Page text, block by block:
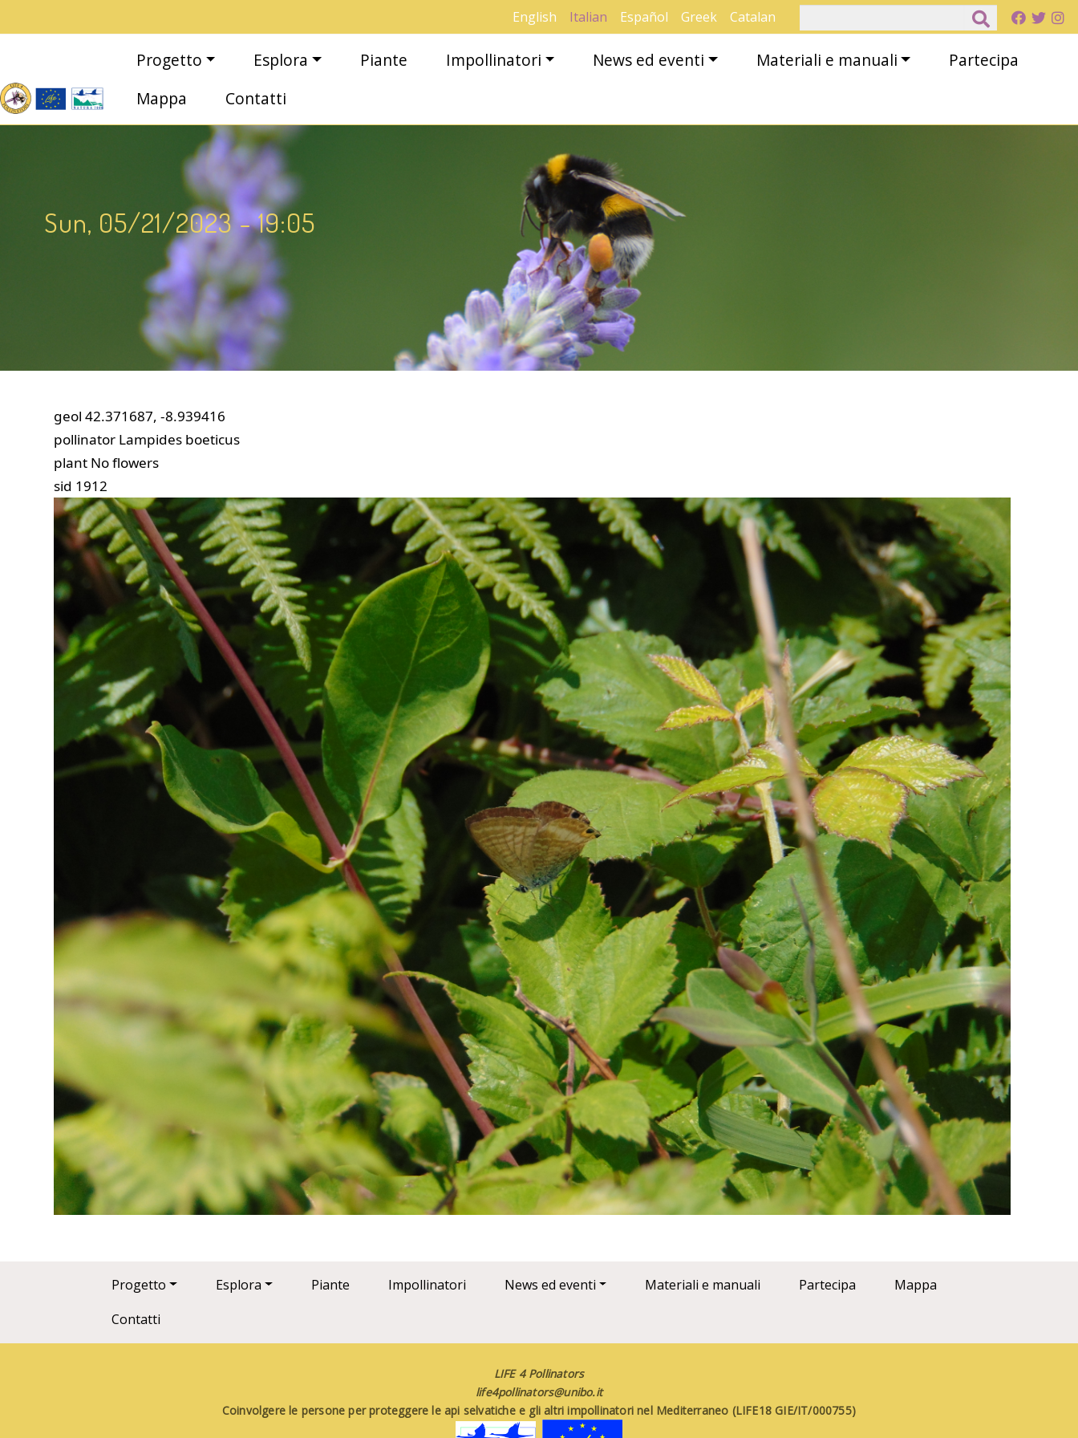
English Italian Español Greek Catalan
Main navigation
Progetto Esplora Piante Impollinatori News ed eventi Materiali e manuali
Partecipa
Mappa
Contatti
Sun, 05/21/2023 - 19:05
geol 42.371687, -8.939416
pollinator Lampides boeticus
plant No flowers
sid 1912
Main navigation
Progetto Esplora Piante Impollinatori News ed eventi Materiali e manuali Partecipa
Mappa
Contatti
LIFE 4 Pollinators
life4pollinators@unibo.it
Coinvolgere le persone per proteggere le api selvatiche e gli altri impollinatori nel Mediterraneo (LIFE18 GIE/IT/000755)